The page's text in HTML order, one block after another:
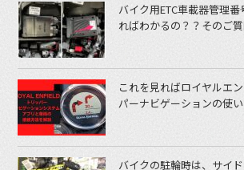
バイク用ETC車載器管理
ればわかるの？？そのご
これを見ればロイヤルエ
パーナビゲーションの使
バイクの駐輪時は、サイ